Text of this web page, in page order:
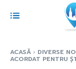
ACASĂ DIVERSE
ACORDAT PENTRU